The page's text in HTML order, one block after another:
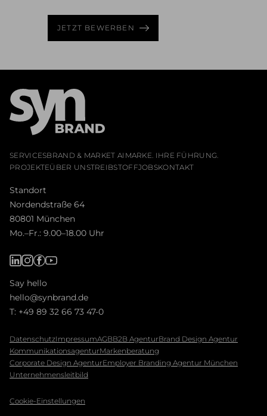
JETZT BEWERBEN
SERVICESBRAND & MARKET AI MARKE. IHRE FÜHRUNG.
PROJEKTEÜBER UNSTREIBSTOFFJOBSKONTAKT
Standort
Nordendstraße 64
80801 München
Mo.–Fr.: 9.00–18.00 Uhr
Say hello
hello@synbrand.de
T: +49 89 32 66 73 47-0
Daten­schutzImpressumAGBB2B AgenturBrand Design Agentur
KommunikationsagenturMarkenberatung
Corporate Design AgenturEmployer Branding Agentur München
Unternehmensleitbild
Cookie-Einstellungen